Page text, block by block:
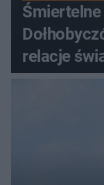
relacje